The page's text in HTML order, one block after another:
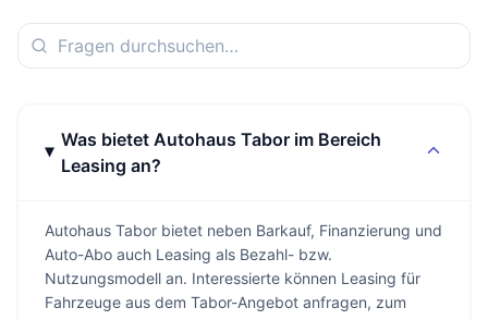
Was bietet Autohaus Tabor im Bereich
Leasing an?
Autohaus Tabor bietet neben Barkauf, Finanzierung und
Auto-Abo auch Leasing als Bezahl- bzw.
Nutzungsmodell an. Interessierte können Leasing für
Fahrzeuge aus dem Tabor-Angebot anfragen, zum